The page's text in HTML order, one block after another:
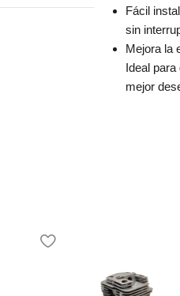
Fácil
sin
Mejora la
Ideal
mejor